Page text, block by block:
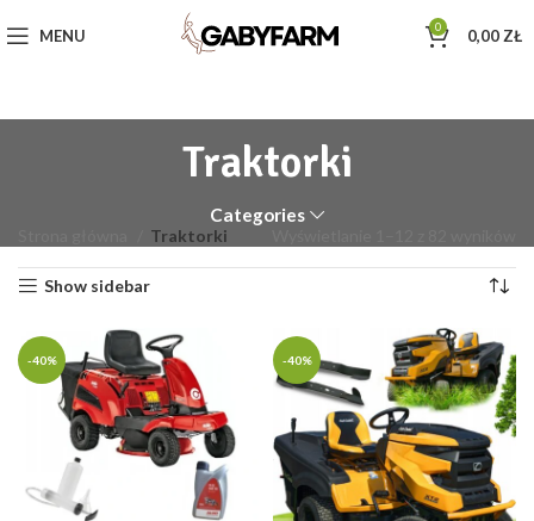
MENU 0 0,00 ZŁ
Traktorki
Categories
Traktorki
Show sidebar
-40% -40%